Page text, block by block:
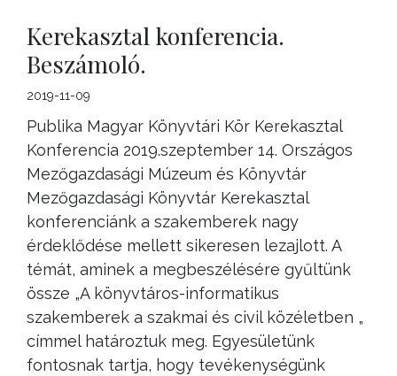
Kerekasztal konferencia.
Beszámoló.
2019-11-09
Publika Magyar Könyvtári Kör Kerekasztal
Konferencia 2019.szeptember 14. Országos
Mezőgazdasági Múzeum és Könyvtár
Mezőgazdasági Könyvtár Kerekasztal
konferenciánk a szakemberek nagy
érdeklődése mellett sikeresen lezajlott. A
témát, aminek a megbeszélésére gyűltünk
össze „A könyvtáros-informatikus
szakemberek a szakmai és civil közéletben „
címmel határoztuk meg. Egyesületünk
fontosnak tartja, hogy tevékenységünk